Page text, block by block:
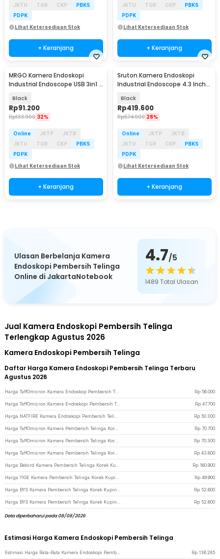
JKTU TGR CKP
PBKS
PDPK
Lihat Ketersediaan Stok
+ Keranjang
JKTU TGR CKP
PBKS
PDPK
Lihat Ketersediaan Stok
+ Keranjang
MRGO Kamera Endoskopi
Industrial Endoscope USB 3in1 8
Black
Rp91.200
Rp133.900 32%
Online JKTP
JKTB
JKTU
TGR CKP
PBKS
PDPK
Lihat Ketersediaan Stok
+ Keranjang
Sruton Kamera Endoskopi
Industrial Endoscope 4.3 Inch
Black
Rp419.600
Rp574.900 28%
Online JKTP
JKTB
JKTU
TGR CKP
PBKS
PDPK
Lihat Ketersediaan Stok
+ Keranjang
Ulasan Berbelanja Kamera
Endoskopi Pembersih Telinga
Online di JakartaNotebook
4.7/5
1489 Total Ulasan
Jual Kamera Endoskopi Pembersih Telinga
Terlengkap Agustus 2026
Kamera Endoskopi Pembersih Telinga
Daftar Harga Kamera Endoskopi Pembersih Telinga Terbaru
Agustus 2026
Harga TaffOmicron Kamera Endoskop Pembersih Telinga Endoscope USB 3 in 1 - i96 - Black Rp 56.000
Harga TaffOmicron Kamera Endoskopi Pembersih Telinga Endoscope HD WiFi - Y10 - Black Rp 47.700
Rp 50.300
Rp 70.700
Rp 70.300
Rp 43.800
Rp 160.900
Rp 49.900
Rp 52.600
Rp 52.600
Data diperbaharui pada 08/08/2026
Estimasi Harga Kamera Endoskopi Pembersih Telinga
Rp 136.285